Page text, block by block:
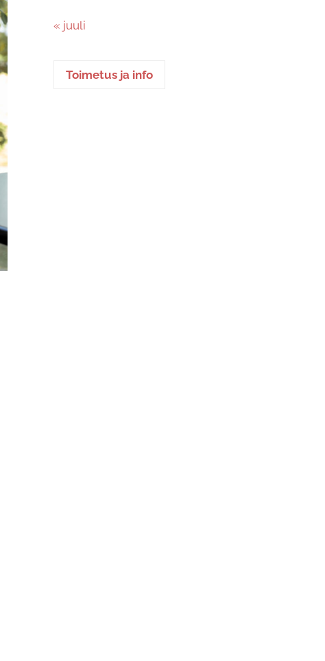
« juuli
Toimetus ja info